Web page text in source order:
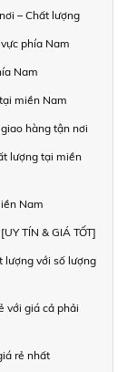
– Chất lượng
phía Nam
Nam
miền Nam
hàng tận nơi
lượng tại miền
Nam
TÍN & GIÁ TỐT]
lượng với số lượng
với giá cả phải
rẻ nhất